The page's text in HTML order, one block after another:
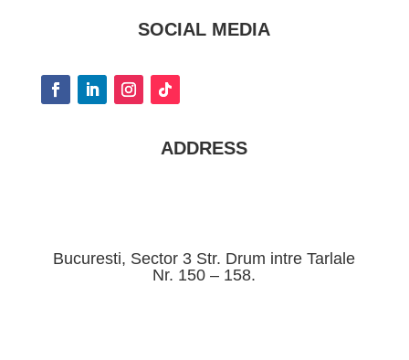
SOCIAL MEDIA
ADDRESS
Bucuresti, Sector 3 Str. Drum intre Tarlale
Nr. 150 – 158.